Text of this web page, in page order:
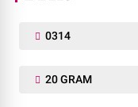
0314
20 GRAM